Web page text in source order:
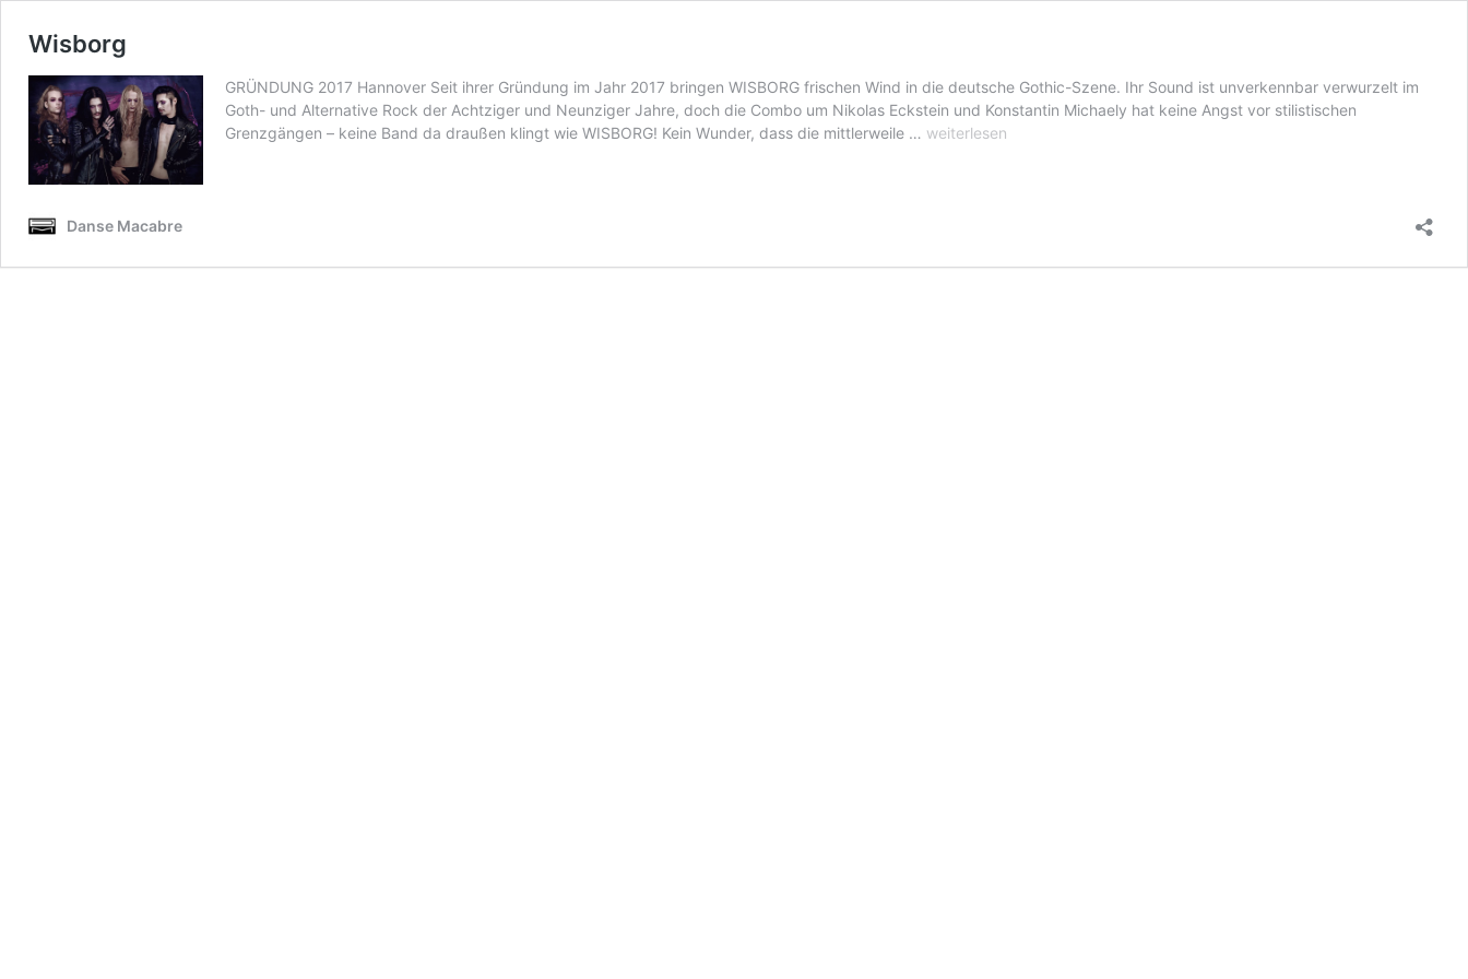
Wisborg
GRÜNDUNG 2017 Hannover Seit ihrer Gründung im Jahr 2017 bringen WISBORG frischen Wind in die deutsche Gothic-Szene. Ihr Sound ist unverkennbar verwurzelt im
Goth- und Alternative Rock der Achtziger und Neunziger Jahre, doch die Combo um Nikolas Eckstein und Konstantin Michaely hat keine Angst vor stilistischen
Grenzgängen – keine Band da draußen klingt wie WISBORG! Kein Wunder, dass die mittlerweile … Wisborg
weiterlesen
Danse Macabre